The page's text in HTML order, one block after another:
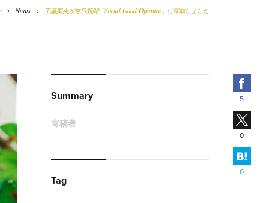
News 工藤梨央が毎日新聞「Social Good Opinion」に寄稿しました
Summary
寄稿者
Tag
5
0
0